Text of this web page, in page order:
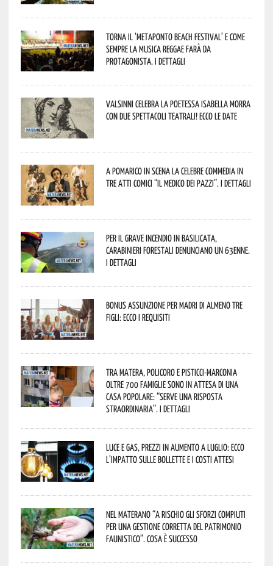
Torna il ‘Metaponto beach festival’ e come
sempre la musica reggae farà da
protagonista. I dettagli
Valsinni celebra la poetessa Isabella Morra
con due spettacoli teatrali! Ecco le date
A Pomarico in scena la celebre commedia in
tre atti comici “Il medico dei pazzi”. I dettagli
Per il grave incendio in Basilicata,
Carabinieri forestali denunciano un 63enne.
I dettagli
Bonus assunzione per madri di almeno tre
figli: ecco i requisiti
Tra Matera, Policoro e Pisticci-Marconia
oltre 700 famiglie sono in attesa di una
casa popolare: “serve una risposta
straordinaria”. I dettagli
Luce e gas, prezzi in aumento a luglio: ecco
l’impatto sulle bollette e i costi attesi
Nel materano “a rischio gli sforzi compiuti
per una gestione corretta del patrimonio
faunistico”. Cosa è successo